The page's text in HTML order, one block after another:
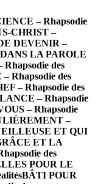
– Rhapsodie
CHRIST –
DEVENIR –
LA PAROLE
des
Rhapsodie des
– Rhapsodie des
– Rhapsodie
– Rhapsodie
–
ET QUI
ET LA
des
POUR LE
BÂTI POUR